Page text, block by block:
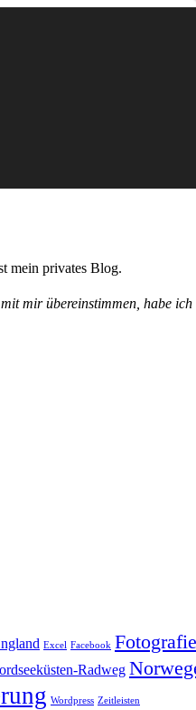
mein privates Blog.
mit mir übereinstimmen, habe
Excel Facebook Fotografie
Radweg
Wordpress Zeitleisten